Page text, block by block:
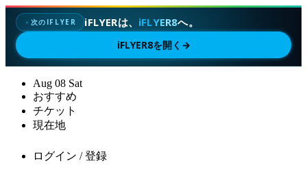
✦次のIFLYER iFLYERは、 iFLYER8へ。
iFLYER8を開く →
Aug 08 Sat
おすすめ
チケット
現在地
ログイン / 登録